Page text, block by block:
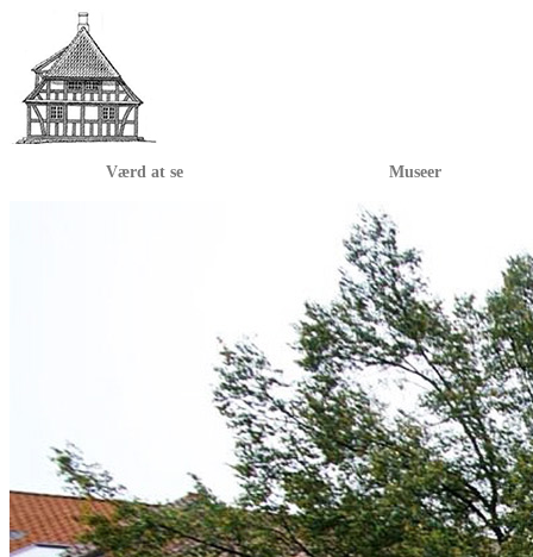
Værd at se Museer